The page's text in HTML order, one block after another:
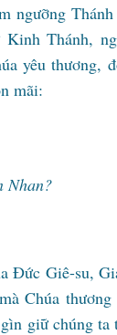
ngưỡng
Thánh,
yêu thương,
mãi:
Nhan?
Đức Giê-su,
Chúa
giữ chúng ta